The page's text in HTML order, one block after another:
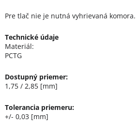
Pre tlač nie je nutná vyhrievaná komora.
Technické údaje
Materiál:
PCTG
Dostupný priemer:
1,75 / 2,85 [mm]
Tolerancia priemeru:
+/- 0,03 [mm]